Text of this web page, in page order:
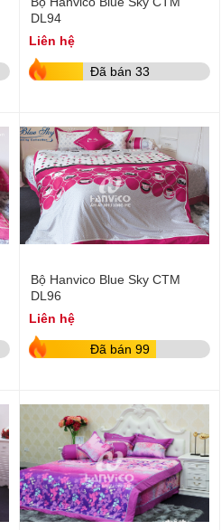
DL94
Liên hệ
Đã bán 33
Bộ Hanvico Blue Sky CTM
DL96
Liên hệ
Đã bán 99